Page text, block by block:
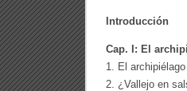
Introducción
Cap. I: El
1. El archipiélago
2. ¿Vallejo en